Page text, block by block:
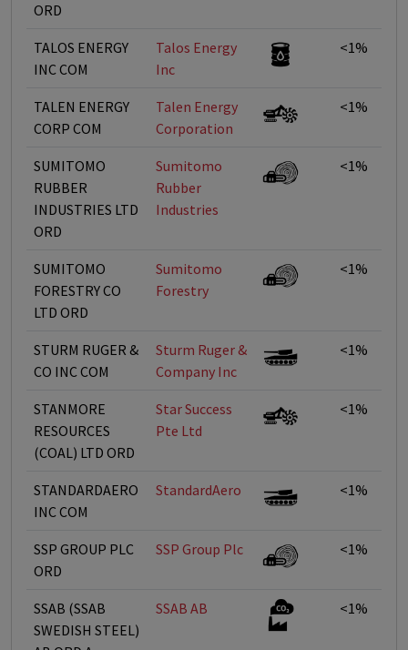
ORD
TALOS ENERGY
INC COM
Talos Energy
Inc
<1%
TALEN ENERGY
CORP COM
Talen Energy
Corporation
<1%
SUMITOMO
RUBBER
INDUSTRIES LTD
ORD
Sumitomo
Rubber
Industries
<1%
SUMITOMO
FORESTRY CO
LTD ORD
Sumitomo
Forestry
<1%
STURM RUGER &
CO INC COM
Sturm Ruger &
Company Inc
<1%
STANMORE
RESOURCES
(COAL) LTD ORD
Star Success
Pte Ltd
<1%
STANDARDAERO
INC COM
StandardAero <1%
SSP GROUP PLC
ORD
SSP Group Plc <1%
SSAB (SSAB
SWEDISH STEEL)
SSAB AB <1%